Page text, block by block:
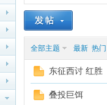
全部主题 最新 热门
东征西讨 红胜
叠投巨饵